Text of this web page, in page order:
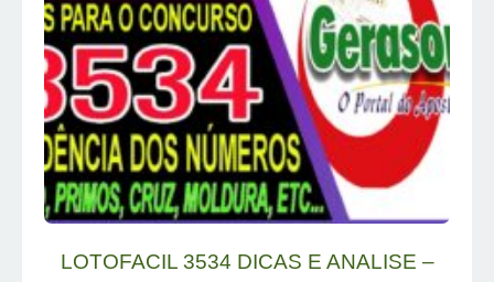
LOTOFACIL 3534 DICAS E ANALISE –